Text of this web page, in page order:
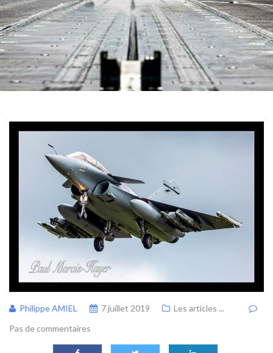
Philippe AMIEL 7 juillet 2019
Les articles ...
Pas de commentaires